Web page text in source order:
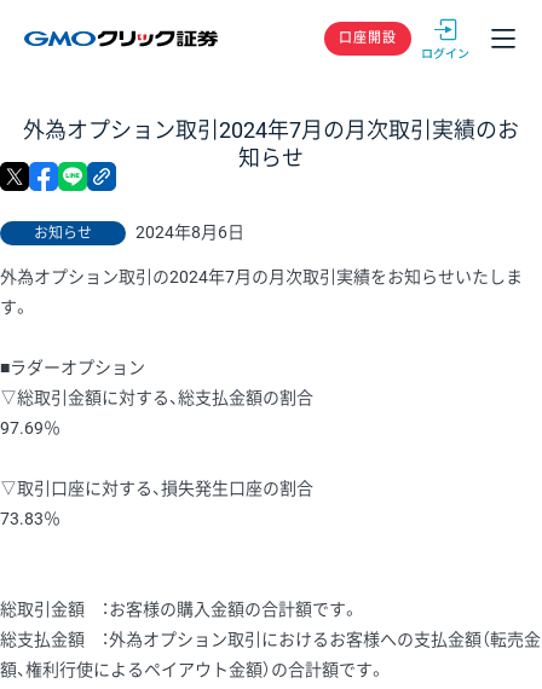
GMOクリック
口座開設
外為オプション取引2024年7月の月次取引実績のお
知らせ
お知らせ 2024年8月6日
X facebook
外為オプション取引の2024年7月の月次取引実績をお知らせいたしま
す。
■ラダーオプション
▽総取引金額に対する、総支払金額の割合
97.69％
▽取引口座に対する、損失発生口座の割合
73.83％
総取引金額 ：お客様の購入金額の合計額です。
総支払金額 ：外為オプション取引におけるお客様への支払金額（転売金
額、権利行使によるペイアウト金額）の合計額です。